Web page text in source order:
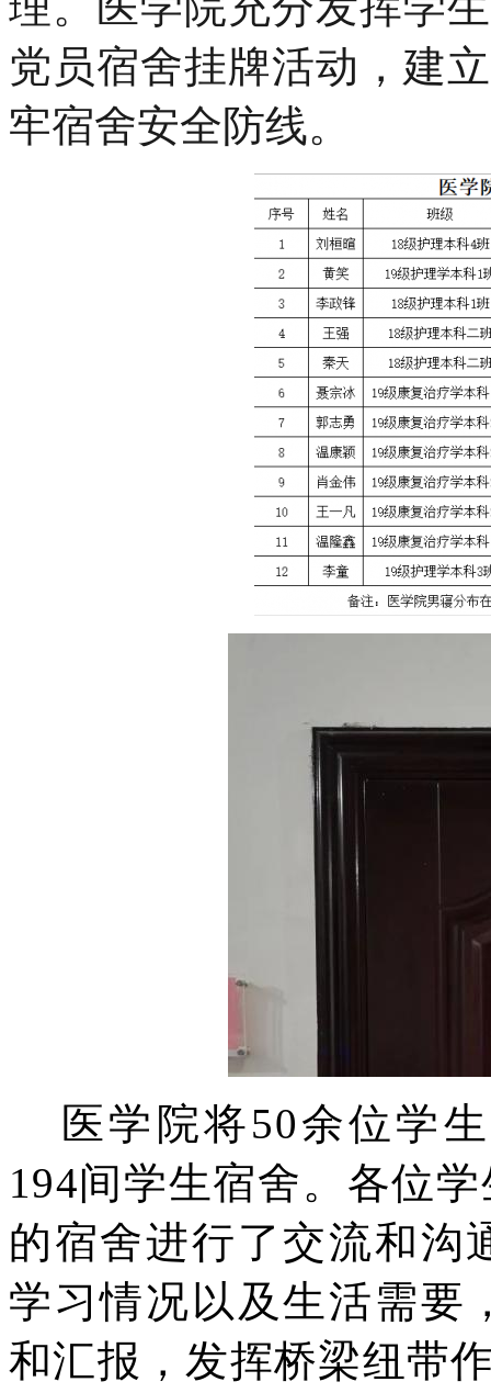
党员宿舍挂牌活动，建
牢宿舍安全防线。
医学院将50余位学
194间学生宿舍。各位
的宿舍进行了交流和沟
学习情况以及生活需要
和汇报，发挥桥梁纽带